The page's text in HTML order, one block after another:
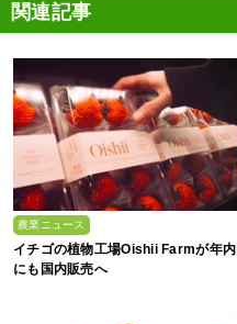
関連記事
農業ニュース
イチゴの植物工場Oishii Farmが年内
にも国内販売へ